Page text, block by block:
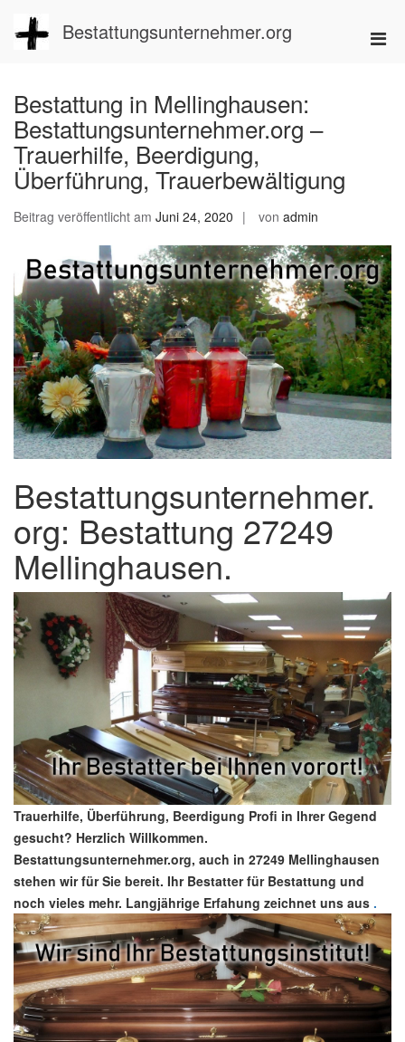
Inhalt
springen
Bestattungsunternehmer.org
Bestattung in Mellinghausen:
Bestattungsunternehmer.org –
Trauerhilfe, Beerdigung,
Überführung, Trauerbewältigung
Beitrag veröffentlicht am Juni 24, 2020 von admin
Bestattungsunternehmer.
org: Bestattung 27249
Mellinghausen.
Trauerhilfe, Überführung, Beerdigung Profi in Ihrer Gegend
gesucht? Herzlich Willkommen.
Bestattungsunternehmer.org, auch in 27249 Mellinghausen
stehen wir für Sie bereit. Ihr Bestatter für Bestattung und
noch vieles mehr. Langjährige Erfahung zeichnet uns aus .